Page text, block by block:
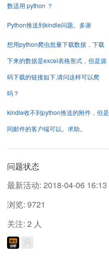
数适用 python ？
Python推送到kindle问题。多谢
想用python爬虫批量下载数据，下载
下来的数据是excel表格形式，但是源
码下载的链接如下,请问这样可以爬
吗？
kindle收不到python推送的附件，但是
同邮件的客户端可以。求助。
问题状态
最新活动: 2018-04-06 16:13
浏览: 9721
关注: 2 人